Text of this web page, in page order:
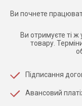
Ви почнете
Ви отримуєте ті
товару.
Підписання
Авансовий